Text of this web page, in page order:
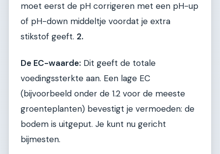
moet eerst de pH corrigeren met een pH-up
of pH-down middeltje voordat je extra
stikstof geeft. 2.
De EC-waarde: Dit geeft de totale
voedingssterkte aan. Een lage EC
(bijvoorbeeld onder de 1.2 voor de meeste
groenteplanten) bevestigt je vermoeden: de
bodem is uitgeput. Je kunt nu gericht
bijmesten.